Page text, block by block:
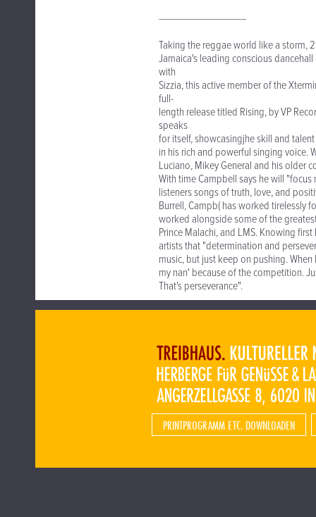
-------------------------------
Taking the reggae world like a
Jamaica's leading conscious
with
Sizzia, this active member of the
full-
length release titled Rising, by VP
speaks
for itself, showcasingjhe skill and
in his rich and powerful singing voice.
Luciano, Mikey General and his older
With time Campbell says he will
listeners songs of truth, love, and
Burrell, Campb( has worked tirelessly
worked alongside some of the
Prince Malachi, and LMS. Knowing
artists that "determination and
music, but just keep on pushing.
my nan' because of the competition.
That's perseverance".
PRINTPROGRAMM ETC. DOWNLOADEN